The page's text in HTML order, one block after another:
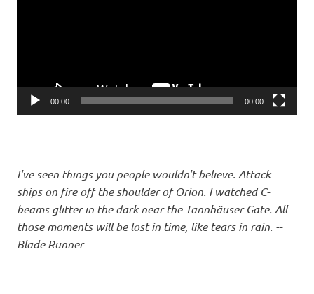
00:00 00:00
I've seen things you people wouldn't believe. Attack
ships on fire off the shoulder of Orion. I watched C-
beams glitter in the dark near the Tannhäuser Gate. All
those moments will be lost in time, like tears in rain. --
Blade Runner